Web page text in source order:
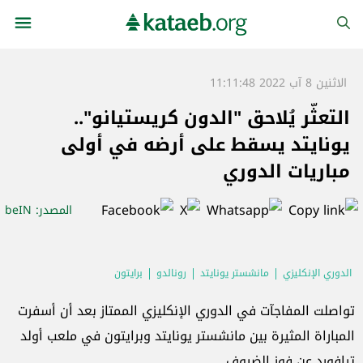
الاثنين 8 آب 2022 11:11:48
التعثّر يُلاحق "الدون كريستيانو"..
يونايتد يسقط على أرضه في أولى
مباريات الدوري
المصدر: beIN
الدوري الإنكليزي مانشستر يونايتد رونالدو برايتون
تواصلت المفاجآت في الدوري الإنكليزي الممتاز بعد أن أسفرت
المباراة المثيرة بين مانشستر يونايتد وبرايتون في ملعب أولد